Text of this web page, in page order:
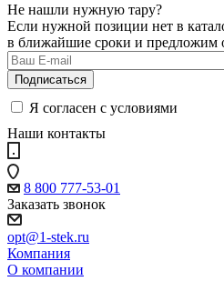
Не нашли нужную тару?
Если нужной позиции нет в
в ближайшие сроки и предложим
Я согласен с условиями
Наши контакты
8 800 777-53-01
Заказать звонок
opt@1-stek.ru
Компания
О компании